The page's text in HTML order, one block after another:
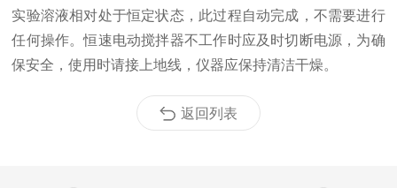
实验溶液相对处于恒定状态，此过程自动完成，不需要进行
任何操作。恒速电动搅拌器不工作时应及时切断电源，为确
保安全，使用时请接上地线，仪器应保持清洁干燥。
返回列表